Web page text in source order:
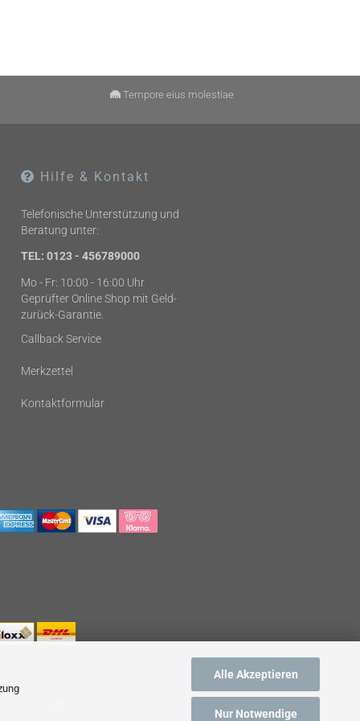
Alle Akzeptieren
Nur Notwendige
Tempore eius molestiae
Hilfe & Kontakt
Telefonische Unterstützung und
Beratung unter:
TEL: 0123 - 456789000
Mo - Fr: 10:00 - 16:00 Uhr
Geprüfter Online Shop mit Geld-
zurück-Garantie.
Callback Service
Merkzettel
Kontaktformular